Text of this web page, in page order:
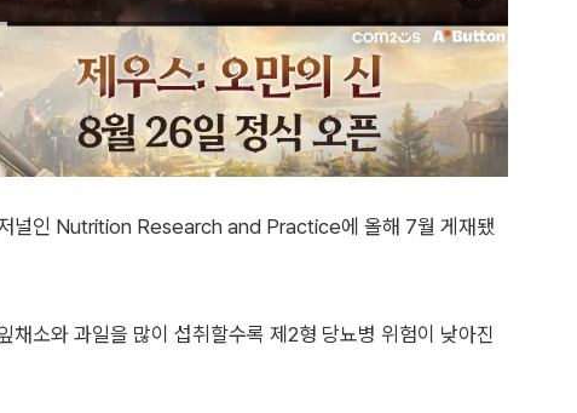
널인 Nutrition Research and Practice에 올해 7월 게재됐
채소와 과일을 많이 섭취할수록 제2형 당뇨병 위험이 낮아진